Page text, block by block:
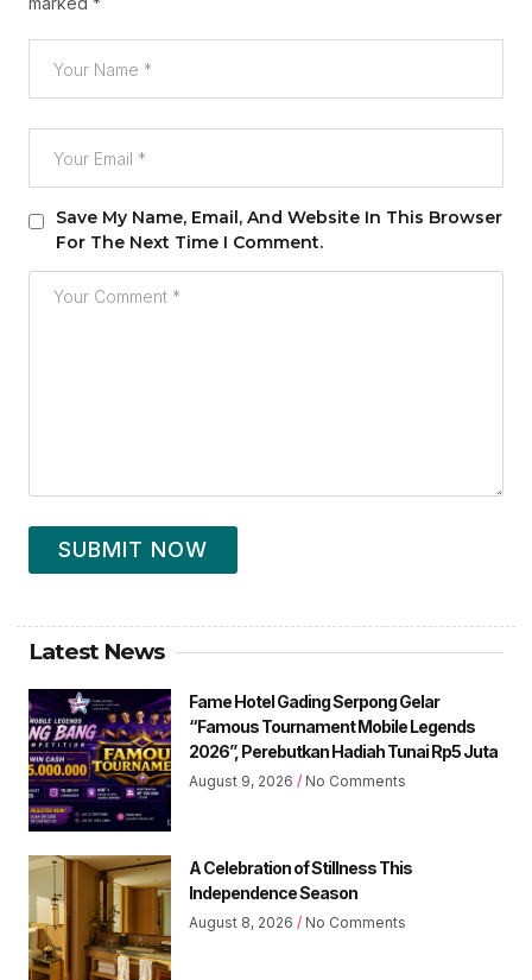
Save My Name, Email, And Website In This Browser
For The Next Time I Comment.
SUBMIT NOW
Latest News
Fame Hotel Gading Serpong Gelar
“Famous Tournament Mobile Legends
2026”, Perebutkan Hadiah Tunai Rp5 Juta
August 9, 2026 No Comments
A Celebration of Stillness This
Independence Season
August 8, 2026 No Comments